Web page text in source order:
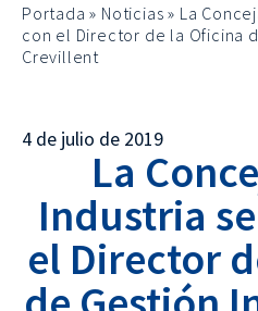
Portada » Noticias » La
con el Director de la Oficina
Crevillent
4 de julio de 2019
La
Industria
el Director